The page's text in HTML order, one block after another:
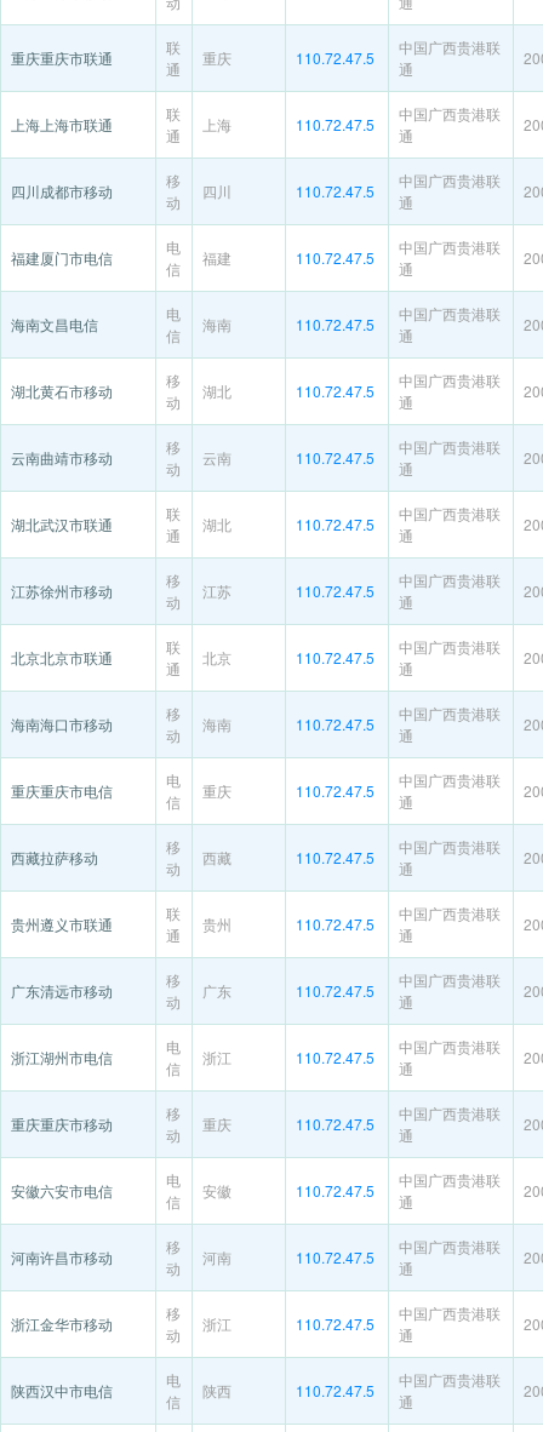
重庆重庆市联通
联
通
重庆 110.72.47.5
中国广西贵港联
通
上海上海市联通
联
通
上海 110.72.47.5
中国广西贵港联
通
四川成都市移动
移
动
四川 110.72.47.5
中国广西贵港联
通
福建厦门市电信
电
信
福建 110.72.47.5
中国广西贵港联
通
海南文昌电信
电
信
海南 110.72.47.5
中国广西贵港联
通
湖北黄石市移动
移
动
湖北 110.72.47.5
中国广西贵港联
通
云南曲靖市移动
移
动
云南 110.72.47.5
中国广西贵港联
通
湖北武汉市联通
联
通
湖北 110.72.47.5
中国广西贵港联
通
江苏徐州市移动
移
动
江苏 110.72.47.5
中国广西贵港联
通
北京北京市联通
联
通
北京 110.72.47.5
中国广西贵港联
通
海南海口市移动
移
动
海南 110.72.47.5
中国广西贵港联
通
重庆重庆市电信
电
信
重庆 110.72.47.5
中国广西贵港联
通
西藏拉萨移动
移
动
西藏 110.72.47.5
中国广西贵港联
通
贵州遵义市联通
联
通
贵州 110.72.47.5
中国广西贵港联
通
广东清远市移动
移
动
广东 110.72.47.5
中国广西贵港联
通
浙江湖州市电信
电
信
浙江 110.72.47.5
中国广西贵港联
通
重庆重庆市移动
移
动
重庆 110.72.47.5
中国广西贵港联
通
安徽六安市电信
电
信
安徽 110.72.47.5
中国广西贵港联
通
河南许昌市移动
移
动
河南 110.72.47.5
中国广西贵港联
通
浙江金华市移动
移
动
浙江 110.72.47.5
中国广西贵港联
通
陕西汉中市电信
电
信
陕西 110.72.47.5
中国广西贵港联
通